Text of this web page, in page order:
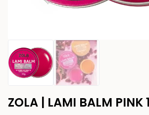
ZOLA | LAMI BALM PINK